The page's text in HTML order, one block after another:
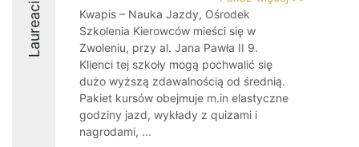
Laureaci
Kwapis – Nauka Jazdy, Ośrodek
Szkolenia Kierowców mieści się w
Zwoleniu, przy al. Jana Pawła II 9.
Klienci tej szkoły mogą pochwalić się
dużo wyższą zdawalnością od średnią.
Pakiet kursów obejmuje m.in elastyczne
godziny jazd, wykłady z quizami i
nagrodami, ...